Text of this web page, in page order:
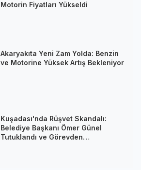
Motorin Fiyatları Yükseldi
Akaryakıta Yeni Zam Yolda: Benzin
ve Motorine Yüksek Artış Bekleniyor
Kuşadası'nda Rüşvet Skandalı:
Belediye Başkanı Ömer Günel
Tutuklandı ve Görevden